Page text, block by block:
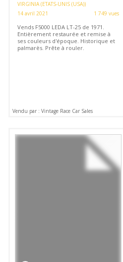
VIRGINIA (ETATS-UNIS (USA))
14 avril 2021
1 749 vues
Vends F5000 LEDA LT-25 de 1971.
Entièrement restaurée et remise à
ses couleurs d'époque. Historique et
palmarès. Prête à rouler.
Vendu par : Vintage Race Car Sales